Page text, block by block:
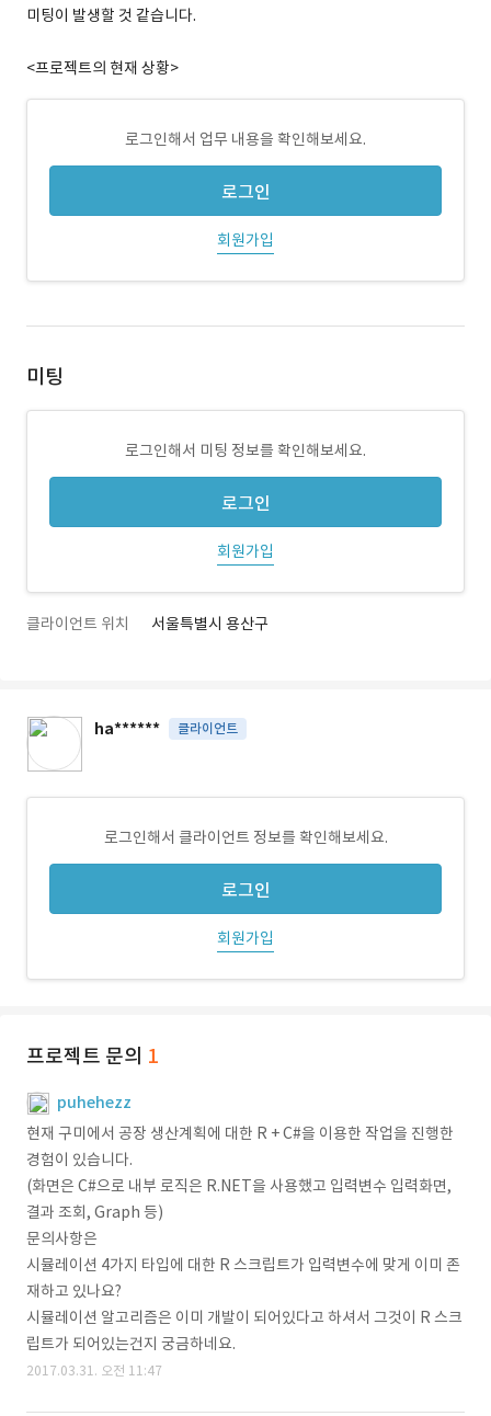
미팅이 발생할 것 같습니다.
<프로젝트의 현재 상황>
로그인해서 업무 내용을 확인해보세요.
로그인
회원가입
미팅
로그인해서 미팅 정보를 확인해보세요.
로그인
회원가입
클라이언트 위치 서울특별시 용산구
ha****** 클라이언트
로그인해서 클라이언트 정보를 확인해보세요.
로그인
회원가입
프로젝트 문의 1
puhehezz
현재 구미에서 공장 생산계획에 대한 R + C#을 이용한 작업을 진행한
경험이 있습니다.
(화면은 C#으로 내부 로직은 R.NET을 사용했고 입력변수 입력화면,
결과 조회, Graph 등)
문의사항은
시뮬레이션 4가지 타입에 대한 R 스크립트가 입력변수에 맞게 이미 존
재하고 있나요?
시뮬레이션 알고리즘은 이미 개발이 되어있다고 하셔서 그것이 R 스크
립트가 되어있는건지 궁금하네요.
2017.03.31. 오전 11:47